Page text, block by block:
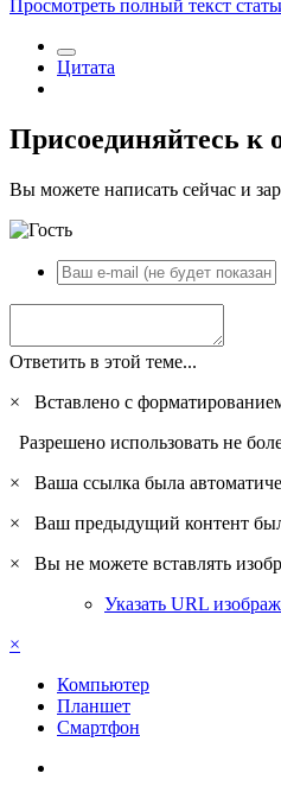
Просмотреть полный текст
Цитата
Присоединяйтесь к
Вы можете написать сейчас и
Ответить в этой теме...
×
Вставлено с
Разрешено использовать не
×
Ваша ссылка была
×
Ваш предыдущий контент
×
Вы не можете вставлять
Указать URL
×
Компьютер
Планшет
Смартфон